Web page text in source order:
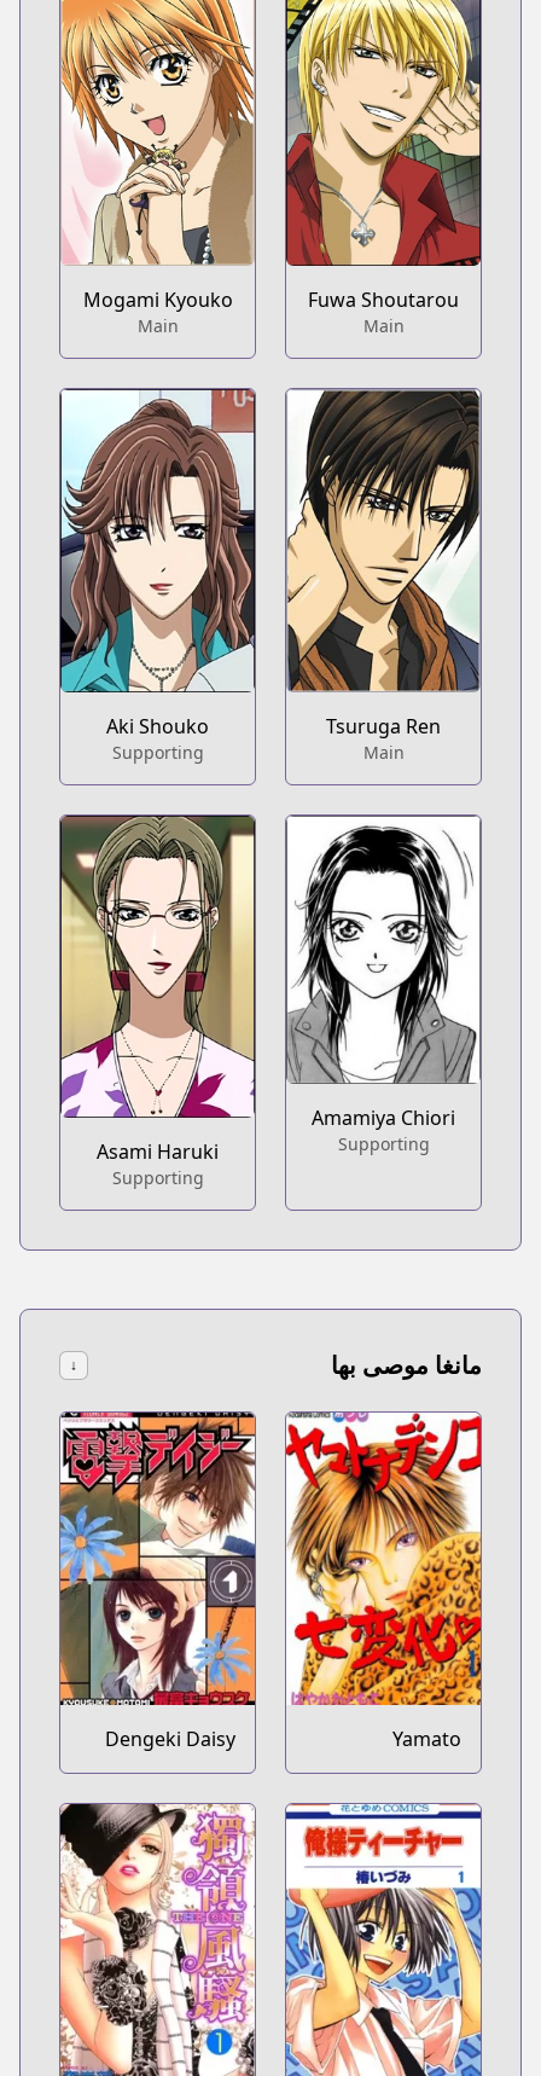
Fuwa Shoutarou
Main
Mogami Kyouko
Main
Tsuruga Ren
Main
Aki Shouko
Supporting
Amamiya Chiori
Supporting
Asami Haruki
Supporting
مانغا موصى بها ↓
Yamato
Nadeshiko
Shichihenge♥
Dengeki Daisy